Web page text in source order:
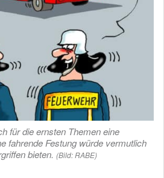
für die ernsten Themen eine
fahrende Festung würde vermutlich
bieten. (Bild: RABE)